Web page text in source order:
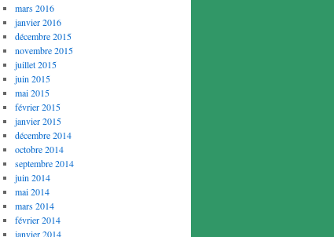
mars 2016
janvier 2016
décembre 2015
novembre 2015
juillet 2015
juin 2015
mai 2015
février 2015
janvier 2015
décembre 2014
octobre 2014
septembre 2014
juin 2014
mai 2014
mars 2014
février 2014
janvier 2014